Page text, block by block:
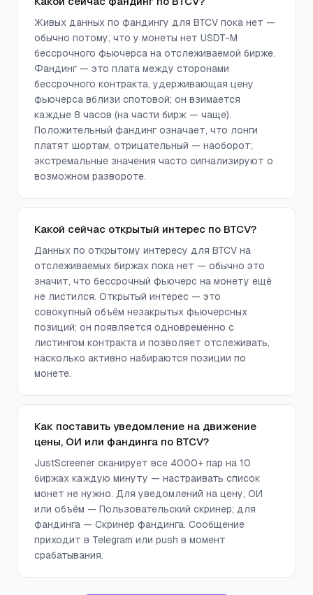
Живых данных по фандингу для BTCV пока нет —
обычно потому, что у монеты нет USDT-M
бессрочного фьючерса на отслеживаемой бирже.
Фандинг — это плата между сторонами
бессрочного контракта, удерживающая цену
фьючерса вблизи спотовой; он взимается
каждые 8 часов (на части бирж — чаще).
Положительный фандинг означает, что лонги
платят шортам, отрицательный — наоборот;
экстремальные значения часто сигнализируют о
возможном развороте.
Какой сейчас открытый интерес по BTCV?
Данных по открытому интересу для BTCV на
отслеживаемых биржах пока нет — обычно это
значит, что бессрочный фьючерс на монету ещё
не листился. Открытый интерес — это
совокупный объём незакрытых фьючерсных
позиций; он появляется одновременно с
листингом контракта и позволяет отслеживать,
насколько активно набираются позиции по
монете.
Как поставить уведомление на движение
цены, ОИ или фандинга по BTCV?
JustScreener сканирует все 4000+ пар на 10
биржах каждую минуту — настраивать список
монет не нужно. Для уведомлений на цену, ОИ
или объём — Пользовательский скринер; для
фандинга — Скринер фандинга. Сообщение
приходит в Telegram или push в момент
срабатывания.